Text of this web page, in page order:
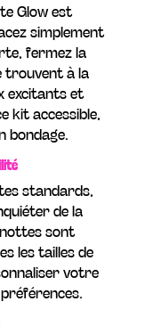
Glow est
simplement
fermez la
trouvent à la
excitants et
kit accessible,
bondage.
standards,
de la
sont
les tailles de
votre